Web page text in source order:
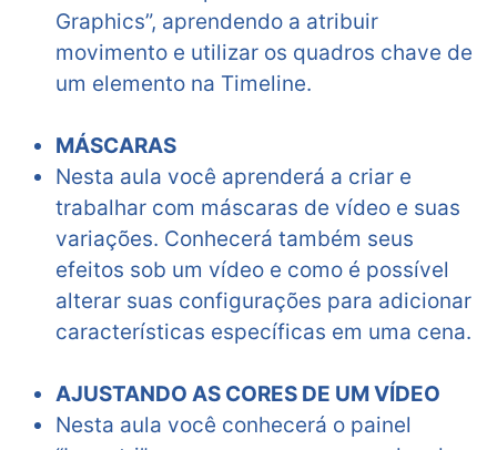
Graphics”, aprendendo a atribuir
movimento e utilizar os quadros chave de
um elemento na Timeline.
MÁSCARAS
Nesta aula você aprenderá a criar e
trabalhar com máscaras de vídeo e suas
variações. Conhecerá também seus
efeitos sob um vídeo e como é possível
alterar suas configurações para adicionar
características específicas em uma cena.
AJUSTANDO AS CORES DE UM VÍDEO
Nesta aula você conhecerá o painel